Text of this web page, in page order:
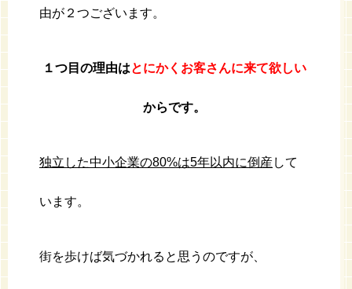
由が２つございます。
１つ目の理由はとにかく お客さんに来て欲しい
からです。
独立した中小企業の80%は5年以内に倒産して
います。
街を歩けば気づかれると思うのですが、